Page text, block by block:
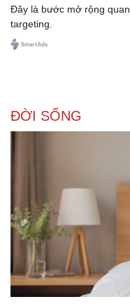
Đây là bước mở rộng
targeting.
ĐỜI SỐNG